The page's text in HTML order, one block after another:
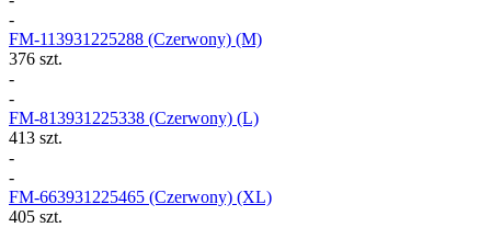
-
FM-113931225288 (Czerwony) (M)
376 szt.
-
-
FM-813931225338 (Czerwony) (L)
413 szt.
-
-
FM-663931225465 (Czerwony) (XL)
405 szt.